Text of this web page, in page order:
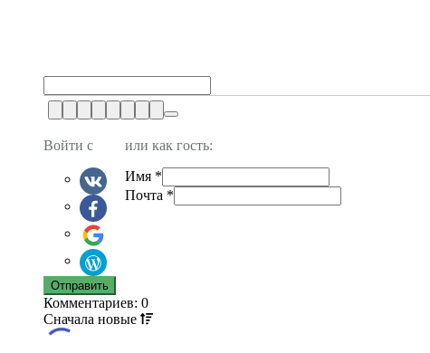
Войти с
или как гость:
Имя *
Почта *
Комментариев: 0
Сначала новые